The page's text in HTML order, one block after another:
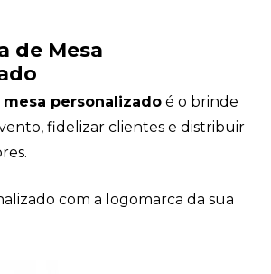
de Mesa
mesa personalizado é o brinde
fidelizar clientes e distribuir
com a logomarca da sua